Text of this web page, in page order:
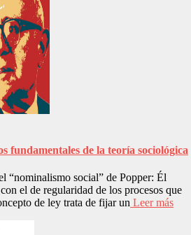
fundamentales de la teoría sociológica
“nominalismo social” de Popper: Él
el de regularidad de los procesos que
de ley trata de fijar un Leer más